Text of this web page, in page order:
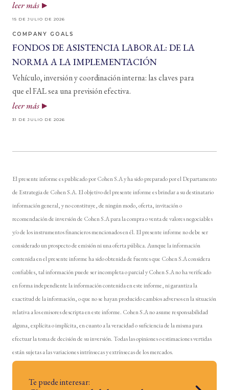
leer más
15 DE JULIO DE 2026
COMPANY GOALS
FONDOS DE ASISTENCIA LABORAL: DE LA
NORMA A LA IMPLEMENTACIÓN
Vehículo, inversión y coordinación interna: las claves para
que el FAL sea una previsión efectiva.
leer más
31 DE JULIO DE 2026
El presente informe es publicado por Cohen S.A y ha sido preparado por el Departamento
de Estrategia de Cohen S.A. El objetivo del presente informe es brindar a su destinatario
información general, y no constituye, de ningún modo, oferta, invitación o
recomendación de inversión de Cohen S.A para la compra o venta de valores negociables
y/o de los instrumentos financieros mencionados en él. El presente informe no debe ser
considerado un prospecto de emisión ni una oferta pública. Aunque la información
contenida en el presente informe ha sido obtenida de fuentes que Cohen S.A considera
confiables, tal información puede ser incompleta o parcial y Cohen S.A no ha verificado
en forma independiente la información contenida en este informe, ni garantiza la
exactitud de la información, o que no se hayan producido cambios adversos en la situación
relativa a los emisores descripta en este informe. Cohen S.A no asume responsabilidad
alguna, explícita o implícita, en cuanto a la veracidad o suficiencia de la misma para
efectuar la toma de decisión de su inversión. Todas las opiniones o estimaciones vertidas
están sujetas a las variaciones intrínsecas y extrínsecas de los mercados.
Te puede interesar: